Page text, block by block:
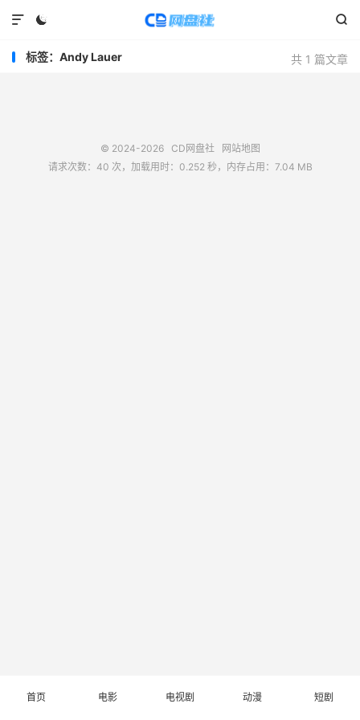
 

共 1 篇文章
标签：Andy Lauer
© 2024-2026 CD网盘社
网站地图
请求次数：40 次，加载用时：0.252 秒，内存占用：7.04 MB
首页 电影 电视剧 动漫 短剧